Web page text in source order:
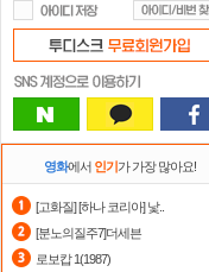
영화에서 인기가 가장 많아요!
[고화질] [하나 코리아] 낯..
[분노의질주7]더세븐
로보캅 1(1987)